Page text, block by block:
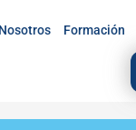
Nosotros Formación